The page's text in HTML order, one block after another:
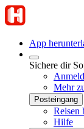
App
Sichere dir
Mehr
Posteingang
Reisen
Hilfe